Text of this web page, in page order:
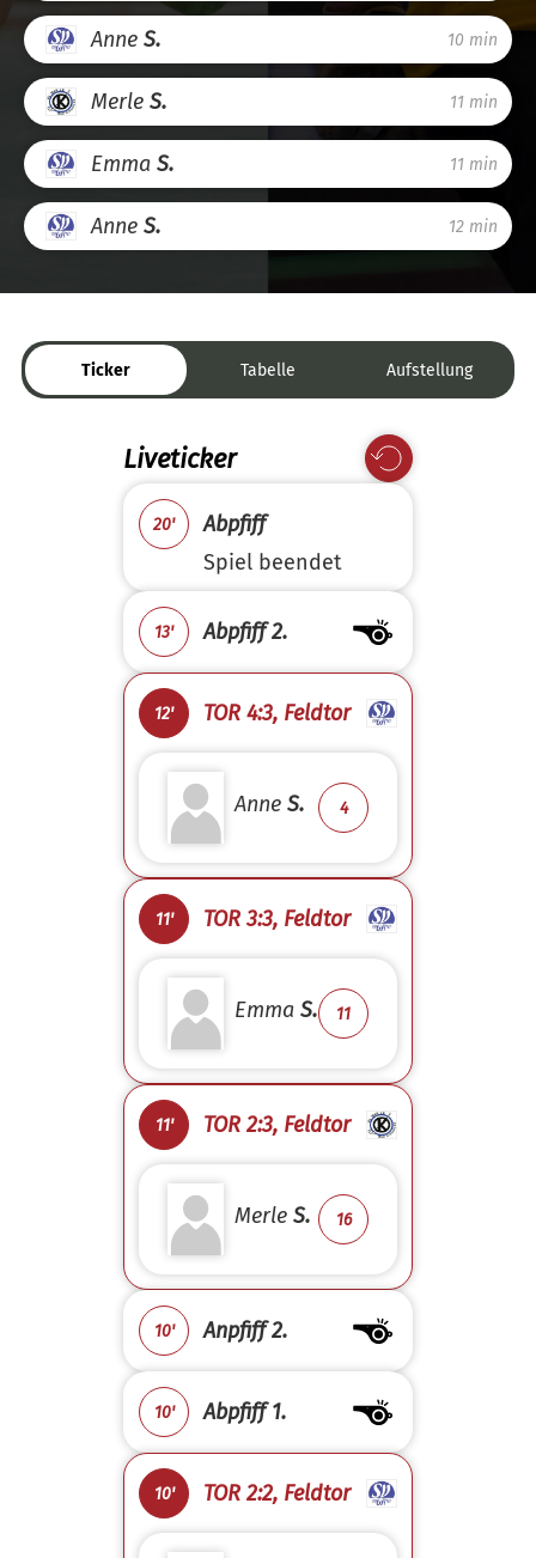
Anne S. 10 min
Merle S. 11 min
Emma S. 11 min
Anne S. 12 min
Ticker Tabelle Aufstellung
Liveticker
20'
Abpfiff
Spiel beendet
13' Abpfiff 2.
12' TOR 4:3, Feldtor
Anne S. 4
11' TOR 3:3, Feldtor
Emma S. 11
11' TOR 2:3, Feldtor
Merle S. 16
10' Anpfiff 2.
10' Abpfiff 1.
10' TOR 2:2, Feldtor